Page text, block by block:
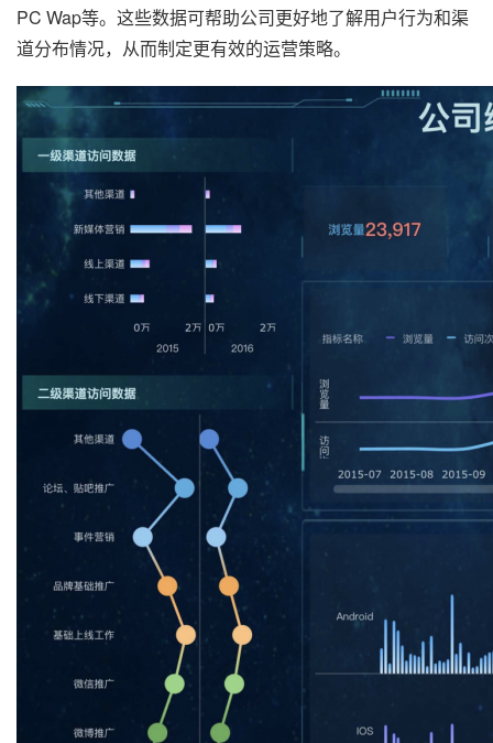
PC Wap等。这些数据可帮助公司更好地了解用户行为和渠
道分布情况，从而制定更有效的运营策略。